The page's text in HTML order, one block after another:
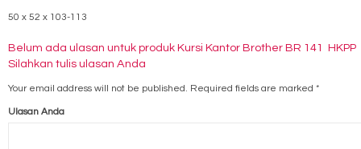
50 x 52 x 103-113
Belum ada ulasan untuk produk Kursi Kantor Brother BR 141 HKPP
Silahkan tulis ulasan Anda
Your email address will not be published. Required fields are marked *
Ulasan Anda